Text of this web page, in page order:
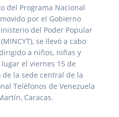
del Programa Nacional
por el Gobierno
del Poder Popular
se llevó a cabo
a niños, niñas y
el viernes 15 de
la sede central de la
Teléfonos de Venezuela
Caracas.